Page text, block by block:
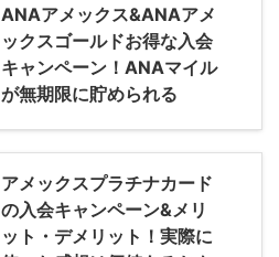
ANAアメックス&ANAアメ
ックスゴールドお得な入会
キャンペーン！ANAマイル
が無期限に貯められる
アメックスプラチナカード
の入会キャンペーン&メリ
ット・デメリット！実際に